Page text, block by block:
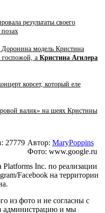
результаты своего
Доронина модель Кристина
госпожой, а Кристина Агилера
корсет, который еле
валик» на шеях Кристины
27779 Автор: MaryPoppins
Фото: www.google.ru
Platforms Inc. по реализации
Facebook на территории
из фото и не согласны с
администрацию и мы